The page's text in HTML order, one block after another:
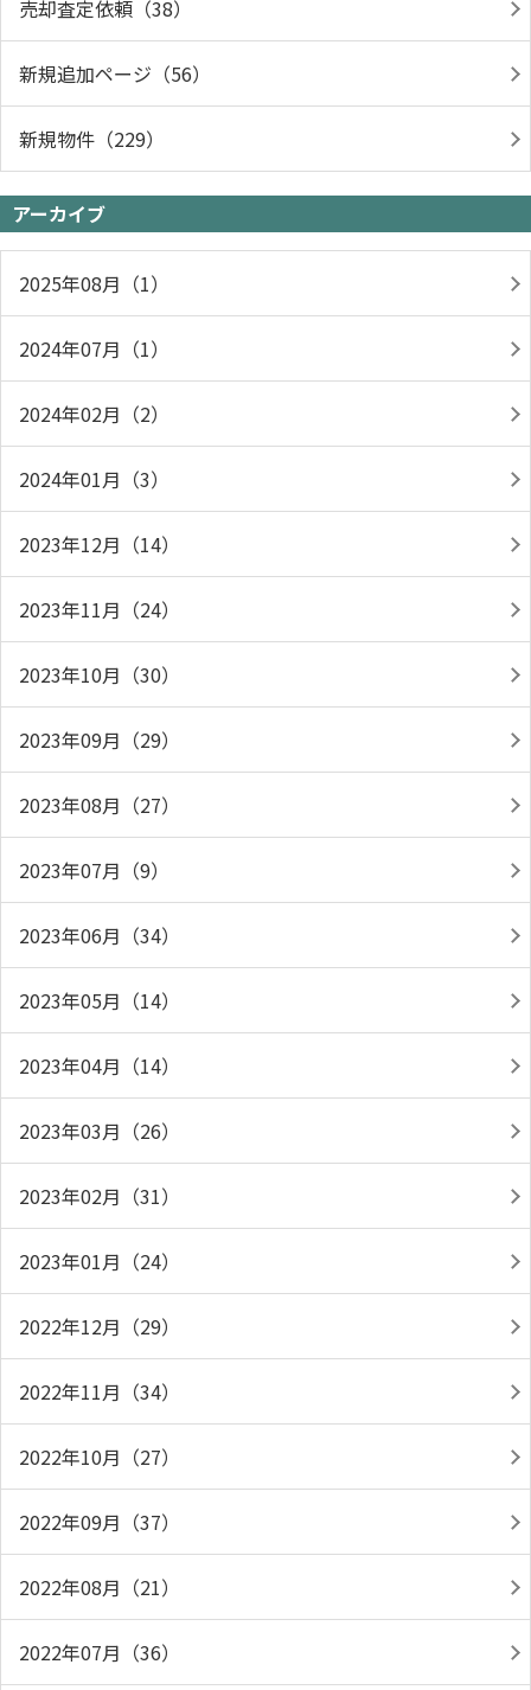
売却査定依頼（38）
新規追加ページ（56）
新規物件（229）
アーカイブ
2025年08月（1）
2024年07月（1）
2024年02月（2）
2024年01月（3）
2023年12月（14）
2023年11月（24）
2023年10月（30）
2023年09月（29）
2023年08月（27）
2023年07月（9）
2023年06月（34）
2023年05月（14）
2023年04月（14）
2023年03月（26）
2023年02月（31）
2023年01月（24）
2022年12月（29）
2022年11月（34）
2022年10月（27）
2022年09月（37）
2022年08月（21）
2022年07月（36）